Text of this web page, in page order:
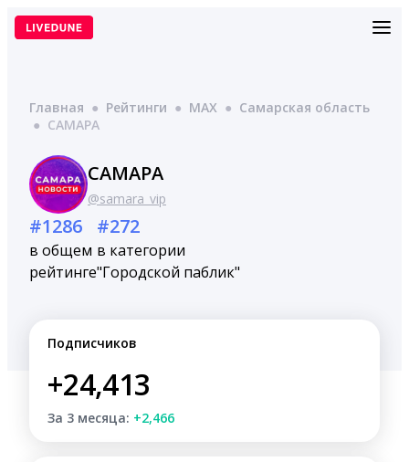
Перейти
Главная ● Рейтинги ● MAX ● Самарская область
● САМАРА
САМАРА
@samara_vip
#1286
в общем
рейтинге
#272
в категории
"Городской паблик"
Подписчиков
+24,413
За 3 месяца: +2,466